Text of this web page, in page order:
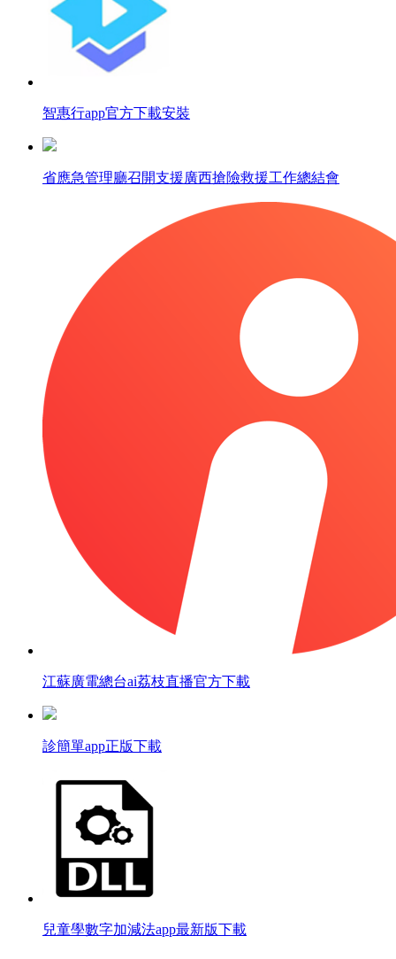
智惠行app官方下載安裝
省應急管理廳召開支援廣西搶險救援工作總結會
江蘇廣電總台ai荔枝直播官方下載
診簡單app正版下載
兒童學數字加減法app最新版下載